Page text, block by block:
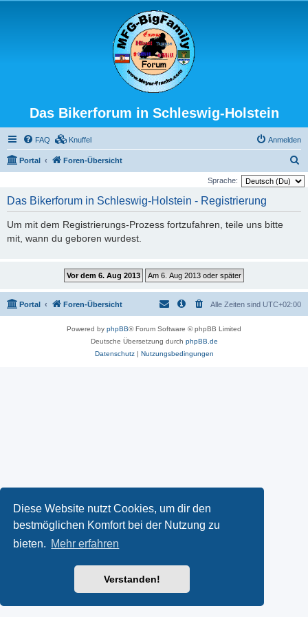
Diese Website nutzt Cookies, um dir den
bestmöglichen Komfort bei der Nutzung zu
bieten. Mehr erfahren
Verstanden!
Das Bikerforum in Schleswig-Holstein
FAQ Knuffel Anmelden
Portal Foren-Übersicht
u
Sprache:
Das Bikerforum in Schleswig-Holstein - Registrierung
Um mit dem Registrierungs-Prozess fortzufahren, teile uns bitte
mit, wann du geboren wurdest.
Portal Foren-Übersicht Alle Zeiten sind UTC+02:00
Powered by phpBB® Forum Software © phpBB Limited
Deutsche Übersetzung durch phpBB.de
Datenschutz| Nutzungsbedingungen